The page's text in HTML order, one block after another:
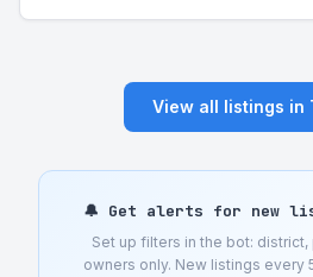
View all listings in
🔔 Get alerts for new
Set up filters in the bot:
owners only. New listings every